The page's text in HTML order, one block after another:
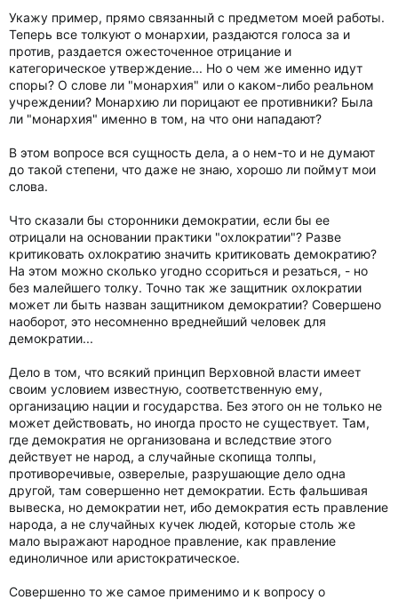
Укажу пример, прямо связанный с предметом моей работы.
Теперь все толкуют о монархии, раздаются голоса за и
против, раздается ожесточенное отрицание и
категорическое утверждение... Но о чем же именно идут
споры? О слове ли "монархия" или о каком-либо реальном
учреждении? Монархию ли порицают ее противники? Была
ли "монархия" именно в том, на что они нападают?
В этом вопросе вся сущность дела, а о нем-то и не думают
до такой степени, что даже не знаю, хорошо ли поймут мои
слова.
Что сказали бы сторонники демократии, если бы ее
отрицали на основании практики "охлократии"? Разве
критиковать охлократию значить критиковать демократию?
На этом можно сколько угодно ссориться и резаться, - но
без малейшего толку. Точно так же защитник охлократии
может ли быть назван защитником демократии? Совершено
наоборот, это несомненно вреднейший человек для
демократии...
Дело в том, что всякий принцип Верховной власти имеет
своим условием известную, соответственную ему,
организацию нации и государства. Без этого он не только не
может действовать, но иногда просто не существует. Там,
где демократия не организована и вследствие этого
действует не народ, а случайные скопища толпы,
противоречивые, озверелые, разрушающие дело одна
другой, там совершенно нет демократии. Есть фальшивая
вывеска, но демократии нет, ибо демократия есть правление
народа, а не случайных кучек людей, которые столь же
мало выражают народное правление, как правление
единоличное или аристократическое.
Совершенно то же самое применимо и к вопросу о